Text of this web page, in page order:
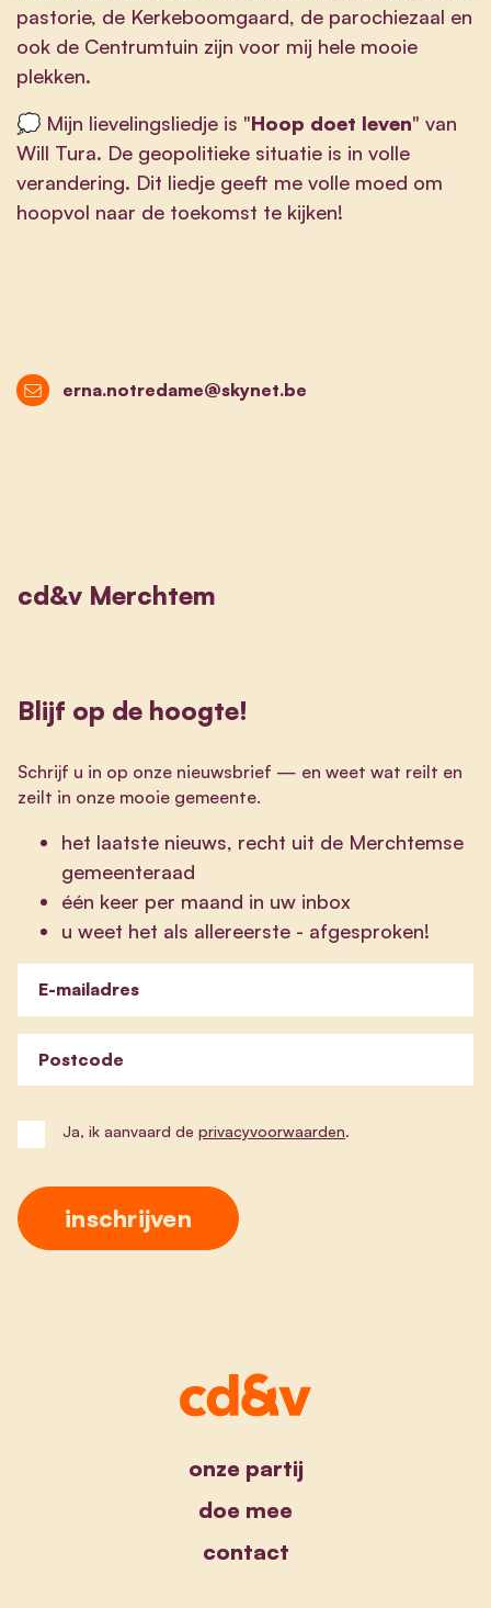
pastorie, de Kerkeboomgaard, de parochiezaal en
ook de Centrumtuin zijn voor mij hele mooie
plekken.
💭 Mijn lievelingsliedje is "Hoop doet leven" van
Will Tura. De geopolitieke situatie is in volle
verandering. Dit liedje geeft me volle moed om
hoopvol naar de toekomst te kijken!
erna.notredame@skynet.be
cd&v Merchtem
Blijf op de hoogte!
Schrijf u in op onze nieuwsbrief — en weet wat reilt en
zeilt in onze mooie gemeente.
het laatste nieuws, recht uit de Merchtemse
gemeenteraad
één keer per maand in uw inbox
u weet het als allereerste - afgesproken!
E-mailadres
Postcode
Ja, ik aanvaard de privacyvoorwaarden.
onze partij
doe mee
contact